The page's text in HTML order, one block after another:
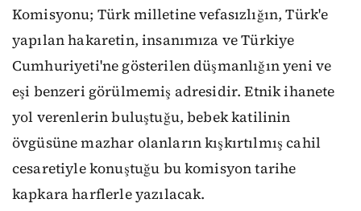
Komisyonu; Türk milletine vefasızlığın, Türk'e
yapılan hakaretin, insanımıza ve Türkiye
Cumhuriyeti'ne gösterilen düşmanlığın yeni ve
eşi benzeri görülmemiş adresidir. Etnik ihanete
yol verenlerin buluştuğu, bebek katilinin
övgüsüne mazhar olanların kışkırtılmış cahil
cesaretiyle konuştuğu bu komisyon tarihe
kapkara harflerle yazılacak.